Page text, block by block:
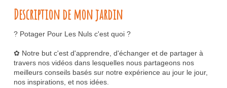
Description de mon jardin
? Potager Pour Les Nuls c'est quoi ?
✿ Notre but c'est d'apprendre, d'échanger et de partager à
travers nos vidéos dans lesquelles nous partageons nos
meilleurs conseils basés sur notre expérience au jour le jour,
nos inspirations, et nos idées.